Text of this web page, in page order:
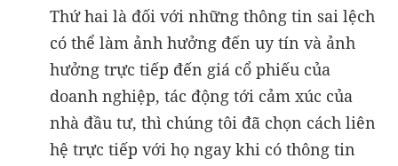
Thứ hai là đối với những thông tin sai lệch
có thể làm ảnh hưởng đến uy tín và ảnh
hưởng trực tiếp đến giá cổ phiếu của
doanh nghiệp, tác động tới cảm xúc của
nhà đầu tư, thì chúng tôi đã chọn cách liên
hệ trực tiếp với họ ngay khi có thông tin